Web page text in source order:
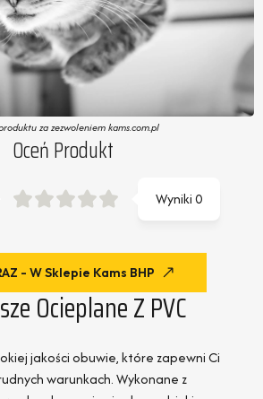
za zezwoleniem kams.com.pl
Oceń Produkt
Wyniki0
- W Sklepie Kams BHP
Ocieplane Z PVC
jakości obuwie, które zapewni Ci
warunkach. Wykonane z